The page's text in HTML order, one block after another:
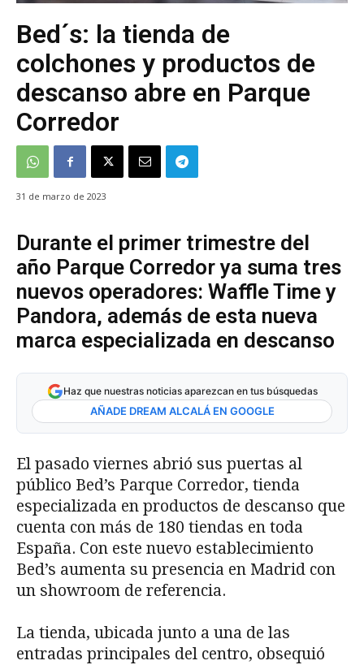
Bed´s: la tienda de
colchones y productos de
descanso abre en Parque
Corredor
31 de marzo de 2023
Durante el primer trimestre del
año Parque Corredor ya suma tres
nuevos operadores: Waffle Time y
Pandora, además de esta nueva
marca especializada en descanso
Haz que nuestras noticias aparezcan en tus búsquedas
AÑADE DREAM ALCALÁ EN GOOGLE
El pasado viernes abrió sus puertas al
público Bed’s Parque Corredor, tienda
especializada en productos de descanso que
cuenta con más de 180 tiendas en toda
España. Con este nuevo establecimiento
Bed’s aumenta su presencia en Madrid con
un showroom de referencia.
La tienda, ubicada junto a una de las
entradas principales del centro, obsequió